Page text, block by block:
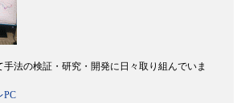
法の検証・研究・開発に日々取り組んでいま